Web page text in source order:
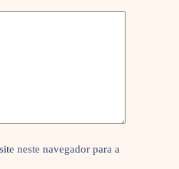
neste navegador para a